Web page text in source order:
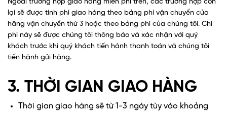
Ngoài trường hợp giao hàng miễn phí trên, các trường hợp còn
lại sẽ được tính phí giao hàng theo bảng phí vận chuyển của
hãng vận chuyển thứ 3 hoặc theo bảng phí của chúng tôi. Chi
phí này sẽ được chúng tôi thông báo và xác nhận với quý
khách trước khi quý khách tiến hành thanh toán và chúng tôi
tiến hành gửi hàng.
3. THỜI GIAN GIAO HÀNG
Thời gian giao hàng sẽ từ 1-3 ngày tùy vào khoảng